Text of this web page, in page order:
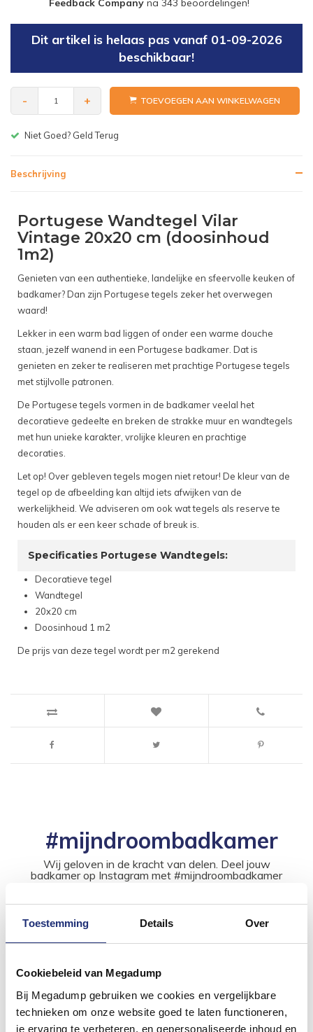
Toestemming Details Over
Cookiebeleid van Megadump
Bij Megadump gebruiken we cookies en vergelijkbare
technieken om onze website goed te laten functioneren,
je ervaring te verbeteren, en gepersonaliseerde inhoud en
Feedback Companyna 343 beoordelingen!
Dit artikel is helaas pas vanaf 01-09-2026
beschikbaar!
- + TOEVOEGEN AAN WINKELWAGEN
Terug
Beschrijving
Portugese Wandtegel Vilar
Vintage 20x20 cm (doosinhoud
1m2)
Genieten van een authentieke, landelijke en sfeervolle keuken of
badkamer? Dan zijn Portugese tegels zeker het overwegen
waard!
Lekker in een warm bad liggen of onder een warme douche
staan, jezelf wanend in een Portugese badkamer. Dat is
genieten en zeker te realiseren met prachtige Portugese tegels
met stijlvolle patronen.
De Portugese tegels vormen in de badkamer veelal het
decoratieve gedeelte en breken de strakke muur en wandtegels
met hun unieke karakter, vrolijke kleuren en prachtige
decoraties.
Let op! Over gebleven tegels mogen niet retour! De kleur van de
tegel op de afbeelding kan altijd iets afwijken van de
werkelijkheid. We adviseren om ook wat tegels als reserve te
houden als er een keer schade of breuk is.
Specificaties Portugese Wandtegels:
Decoratieve tegel
Wandtegel
20x20 cm
Doosinhoud 1 m2
De prijs van deze tegel wordt per m2 gerekend
#mijndroombadkamer
Wij geloven in de kracht van delen. Deel jouw
badkamer op Instagram met #mijndroombadkamer
badkamerstijlen. Doe je mee?